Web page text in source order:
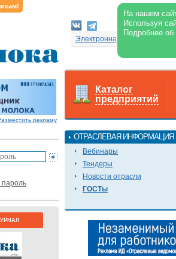
На нашем
Используя
Подробнее
Электронная версия
рекламу
Каталог
предприятий
ОТРАСЛЕВАЯ ИНФОРМАЦИЯ
Вебинары
Тендеры
Новости отрасли
ГОСТы